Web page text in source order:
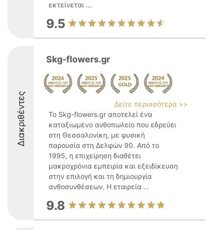
εκτείνεται ...
9.5
Διακριθέντες
Skg-flowers.gr
Δείτε περισσότερα >>
Το Skg-flowers.gr αποτελεί ένα
καταξιωμένο ανθοπωλείο που εδρεύει
στη Θεσσαλονίκη, με φυσική
παρουσία στη Δελφών 90. Από το
1995, η επιχείρηση διαθέτει
μακροχρόνια εμπειρία και εξειδίκευση
στην επιλογή και τη δημιουργία
ανθοσυνθέσεων. Η εταιρεία ...
9.8